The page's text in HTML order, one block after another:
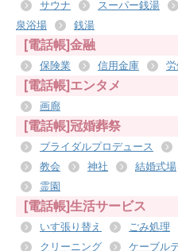
サウナ スーパー銭湯
泉浴場
銭湯
[電話帳]金融
保険業 信用金庫
[電話帳]エンタメ
画廊
[電話帳]冠婚葬祭
ブライダルプロデュース
教会
神社 結婚式場
霊園
[電話帳]生活サービス
いす張り替え ごみ処理
クリーニング
ケーブル